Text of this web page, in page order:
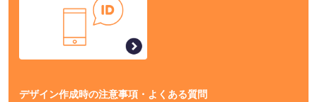
デザイン作成時の注意事項・よくある質問